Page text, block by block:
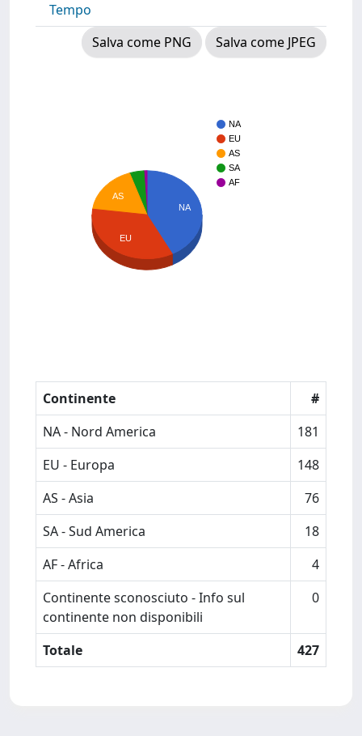
Tempo
Salva come PNG
Salva come JPEG
NA
EU
AS
SA
AF
NA
AS
EU
Continente
#
NA - Nord America
181
EU - Europa
148
AS - Asia
76
SA - Sud America
18
AF - Africa
4
Continente sconosciuto - Info sul
continente non disponibili
0
Totale 427